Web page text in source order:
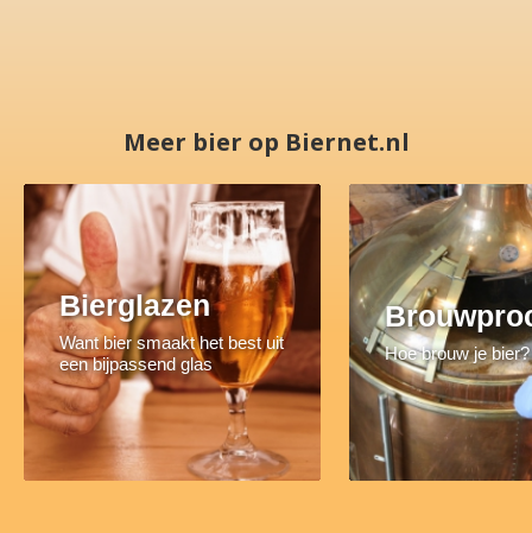
Meer bier op Biernet.nl
Bierglazen
Want bier smaakt het best uit
een bijpassend glas
Hoe brouw je bier?